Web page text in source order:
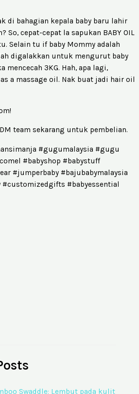
di bahagian kepala baby baru lahir
So, cepat-cepat la sapukan BABY OIL
Selain tu if baby Mommy adalah
digalakkan untuk mengurut baby
mencecah 3KG. Hah, apa lagi,
a massage oil. Nak buat jadi hair oil
team sekarang untuk pembelian.
#gugumalaysia #gugu
#babyshop #babystuff
#jumperbaby #bajubabymalaysia
#customizedgifts #babyessential